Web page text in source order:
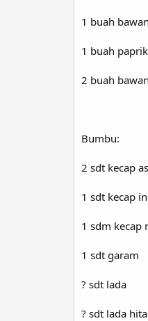
1 buah
1 buah
2 buah
Bumbu:
2 sdt kecap
1 sdt kecap
1 sdm kecap
1 sdt garam
? sdt lada
? sdt lada